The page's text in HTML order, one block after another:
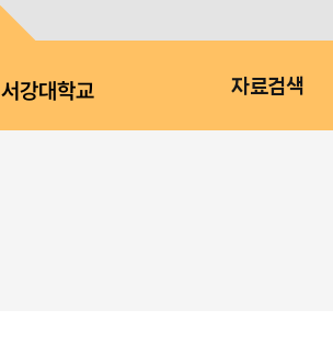
서강대학교 자료검색